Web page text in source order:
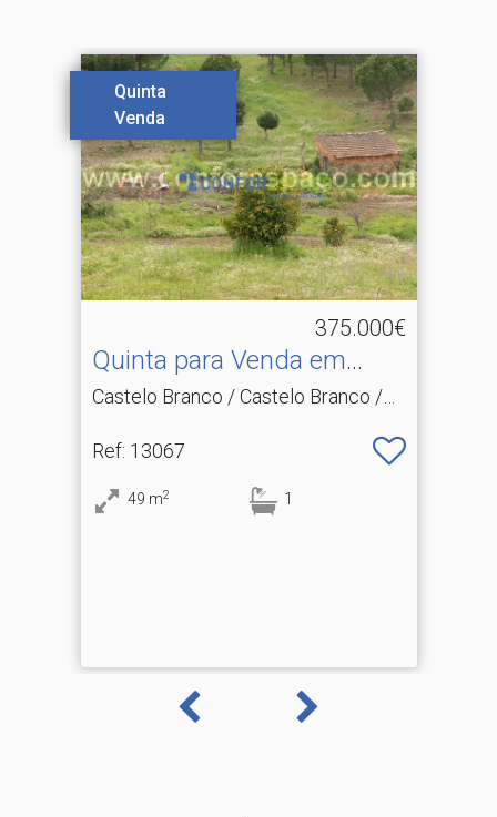
Quinta
Venda
375.000€
Quinta para Venda em
Castelo Branco,Castelo B.​..
Castelo Branco / Castelo Branco /
Ref: 13067
49m2 1